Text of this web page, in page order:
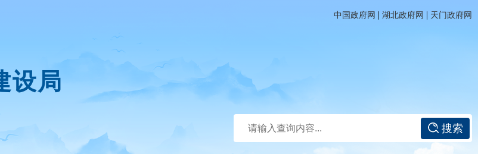
中国政府网 | 湖北政府网 | 天门政府网
设局
搜索